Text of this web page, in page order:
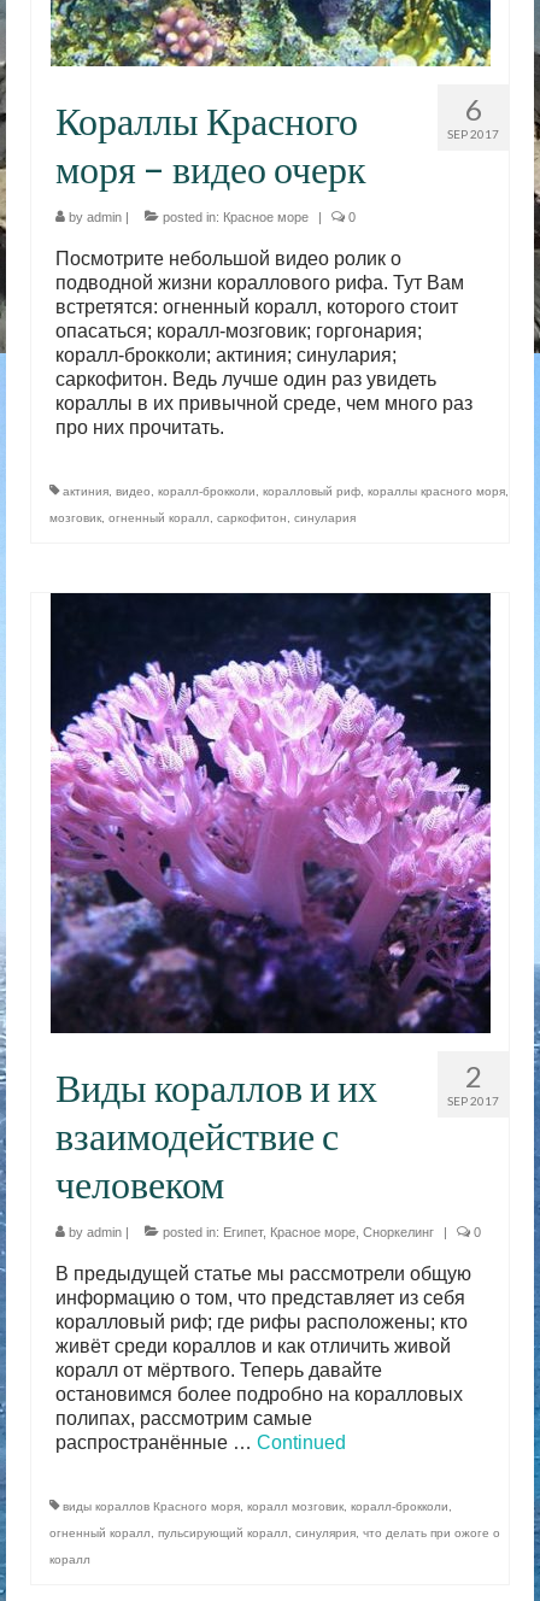
6
SEP 2017
Кораллы Красного
моря – видео очерк
by admin | posted in: Красное море | 0
Посмотрите небольшой видео ролик о
подводной жизни кораллового рифа. Тут Вам
встретятся: огненный коралл, которого стоит
опасаться; коралл-мозговик; горгонария;
коралл-брокколи; актиния; синулария;
саркофитон. Ведь лучше один раз увидеть
кораллы в их привычной среде, чем много раз
про них прочитать.
актиния видео коралл-брокколи коралловый риф кораллы красного моря
мозговик огненный коралл саркофитон синулария
2
SEP 2017
Виды кораллов и их
взаимодействие с
человеком
by admin | posted in: Египет, Красное море Сноркелинг | 0
В предыдущей статье мы рассмотрели общую
информацию о том, что представляет из себя
коралловый риф; где рифы расположены; кто
живёт среди кораллов и как отличить живой
коралл от мёртвого. Теперь давайте
остановимся более подробно на коралловых
полипах, рассмотрим самые
распространённые … Continued
виды кораллов Красного моря коралл мозговик коралл-брокколи
огненный коралл
пульсирующий коралл синулярия что делать при ожоге о
коралл